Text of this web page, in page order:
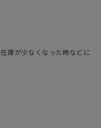
庫が少なくなった時などに